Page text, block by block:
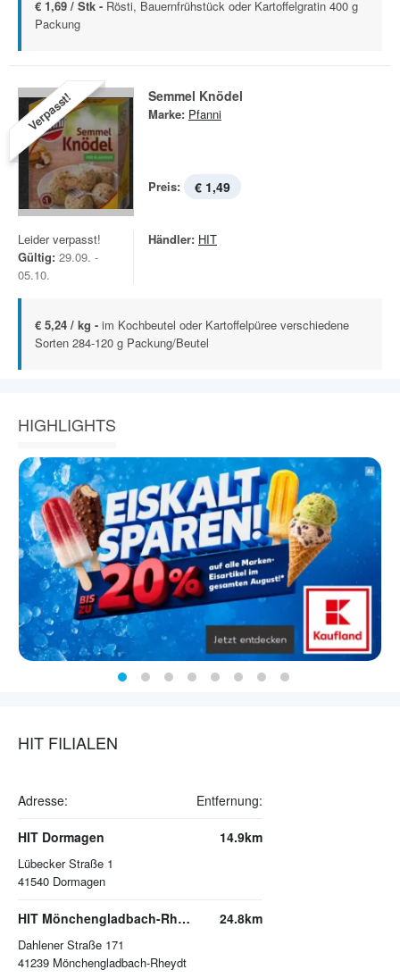
€ 1,69 / Stk - Rösti, Bauernfrühstück oder Kartoffelgratin 400 g
Packung
Verpasst! Semmel Knödel
Marke: Pfanni
Preis: € 1,49
Leider verpasst!
Gültig: 29.09. -
05.10.
Händler: HIT
€ 5,24 / kg - im Kochbeutel oder Kartoffelpüree verschiedene
Sorten 284-120 g Packung/Beutel
HIGHLIGHTS
HIT FILIALEN
Adresse: Entfernung:
HIT Dormagen
Lübecker Straße 1
41540 Dormagen
14.9km
HIT Mönchengladbach-Rheydt
Dahlener Straße 171
41239 Mönchengladbach-Rheydt
24.8km